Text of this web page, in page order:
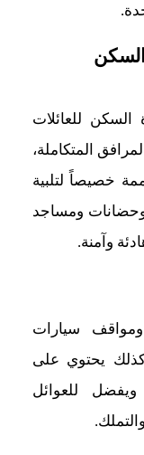
للعائلات
المتكاملة،
خصيصاً لتلبية
وحضانات ومساجد
وآمنة.
سيارات
كذلك يحتوي على
للعوائل